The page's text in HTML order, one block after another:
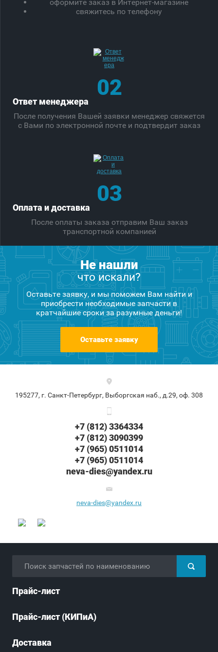
оформите заказ в Интернет-магазине
свяжитесь по телефону
02
Ответ менеджера
После получения Вашей заявки менеджер свяжется
с Вами по электронной почте и подтвердит заказ
03
Оплата и доставка
После оплаты заказа отправим Ваш заказ
транспортной компанией
Не нашли
что искали?
Оставьте заявку, и мы поможем Вам найти и
приобрести необходимые запчасти в
кратчайшие сроки за разумные деньги!
Оставьте заявку
195277, г. Санкт-Петербург, Выборгская наб., д.29, оф. 308
+7 (812) 3364334
+7 (812) 3090399
+7 (965) 0511014
+7 (965) 0511014
neva-dies@yandex.ru
neva-dies@yandex.ru
Прайс-лист
Прайс-лист (КИПиА)
Доставка